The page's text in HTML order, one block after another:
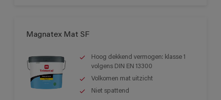
Magnatex Mat SF
Hoog dekkend vermogen: klasse 1
volgens DIN EN 13300
Volkomen mat uitzicht
Niet spattend